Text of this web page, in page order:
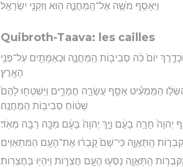
וַיֵּאָסֵ֥ף מֹשֶׁ֖ה אֶל־הַֽמַּחֲנֶ֑ה ה֖וּא וְזִקְנֵ֥י יִשְׂרָאֵֽל׃
Quibroth-Taava: les cailles
יוֹם֙ כֹּ֔ה סְבִיב֖וֹת הַֽמַּחֲנֶ֑ה וּכְאַמָּתַ֖יִם עַל־פְּנֵ֥י
הָאָֽרֶץ׃
הַמַּמְעִ֕יט אָסַ֖ף עֲשָׂרָ֣ה חֳמָרִ֑ים וַיִּשְׁטְח֤וּ לָהֶם֙
שָׁט֔וֹחַ סְבִיב֖וֹת הַֽמַּחֲנֶֽה׃
יְהוָה֙ חָרָ֣ה בָעָ֔ם וַיַּ֤ךְ יְהוָה֙ בָּעָ֔ם מַכָּ֖ה רַבָּ֥ה מְאֹֽד׃
הַֽתַּאֲוָ֑ה כִּי־שָׁם֙ קָֽבְר֔וּ אֶת־הָעָ֖ם הַמִּתְאַוִּֽים׃
הַֽתַּאֲוָ֛ה נָסְע֥וּ הָעָ֖ם חֲצֵר֑וֹת וַיִּהְי֖וּ בַּחֲצֵרֽוֹת׃